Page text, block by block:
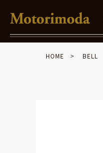
Shop Info
HOME BELL